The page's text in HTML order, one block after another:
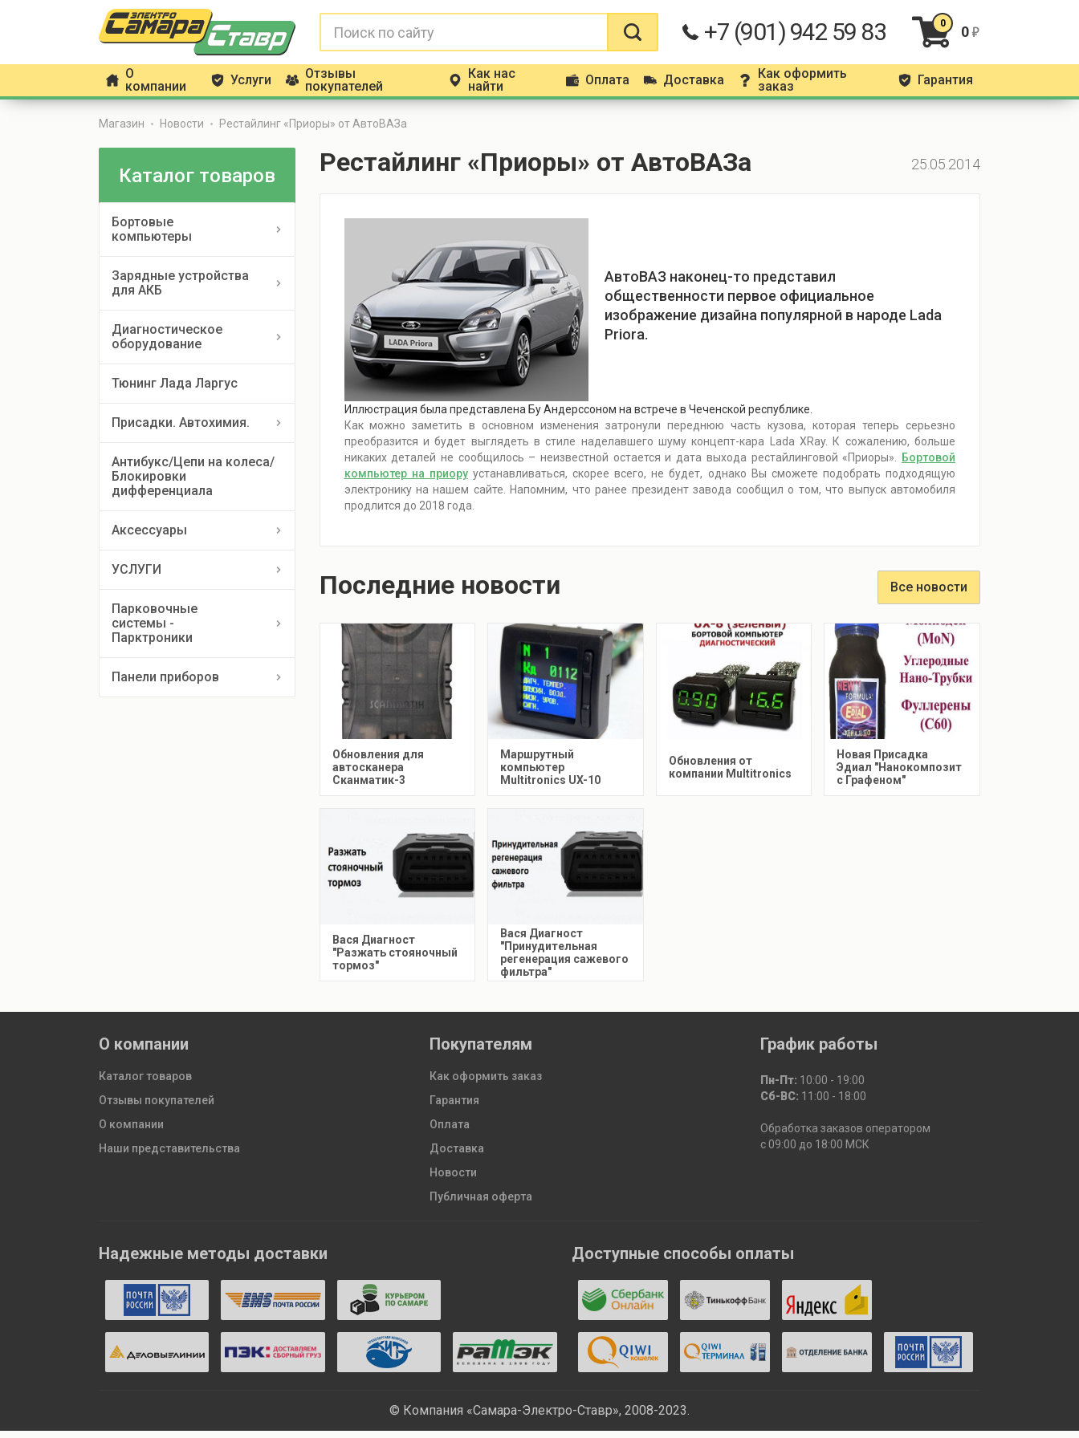
+7 (901) 942 59 83 0 0 r
h О
компании
g Услуги f Отзывы
покупателей
m
Как нас
найти
p Оплата d Доставка q
Как оформить
заказ
g Гарантия
Магазин Новости Рестайлинг «Приоры» от АвтоВАЗа
Каталог товаров
Бортовые
компьютеры
Зарядные устройства
для АКБ
Диагностическое
оборудование
Тюнинг Лада Ларгус
Присадки. Автохимия.
Антибукс/Цепи на колеса/
Блокировки
дифференциала
Аксессуары
УСЛУГИ
Парковочные
системы -
Парктроники
Панели приборов
Рестайлинг «Приоры» от АвтоВАЗа 25.05.2014
АвтоВАЗ наконец-то представил
общественности первое официальное
изображение дизайна популярной в народе Lada
Priora.
Иллюстрация была представлена Бу Андерссоном на встрече в Чеченской республике.
Как можно заметить в основном изменения затронули переднюю часть кузова, которая теперь серьезно
преобразится и будет выглядеть в стиле наделавшего шуму концепт-кара Lada XRay. К сожалению, больше
никаких деталей не сообщилось – неизвестной остается и дата выхода рестайлинговой «Приоры».
Бортовой
компьютер на приоруустанавливаться, скорее всего, не будет, однако Вы сможете подобрать подходящую
электронику на нашем сайте. Напомним, что ранее президент завода сообщил о том, что выпуск автомобиля
продлится до 2018 года.
Последние новости Все новости
Обновления для
автосканера
Сканматик-3
Маршрутный
компьютер
Multitronics UX-10
Обновления от
компании Multitronics
Новая Присадка
Эдиал "Нанокомпозит
с Графеном"
Вася Диагност
"Разжать стояночный
тормоз"
Вася Диагност
"Принудительная
регенерация сажевого
фильтра"
О компании
Каталог товаров
Отзывы покупателей
О компании
Наши представительства
Покупателям
Как оформить заказ
Гарантия
Оплата
Доставка
Новости
Публичная оферта
График работы
Пн-Пт: 10:00 - 19:00
Сб-ВС: 11:00 - 18:00
Обработка заказов оператором
с 09:00 до 18:00 МСК
Надежные методы доставки Доступные способы оплаты
© Компания «Самара-Электро-Ставр», 2008-2023.